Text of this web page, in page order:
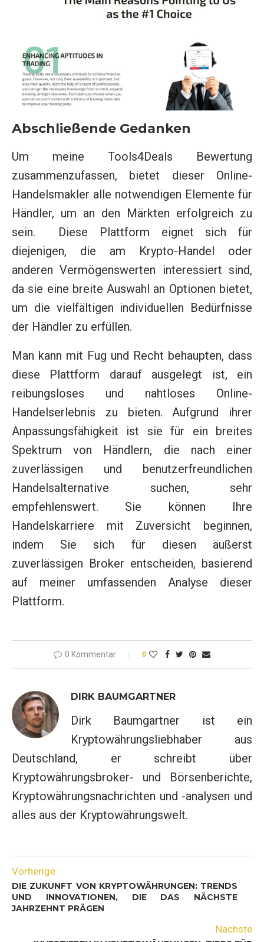
Abschließende Gedanken
Um meine Tools4Deals Bewertung
zusammenzufassen, bietet dieser Online-
Handelsmakler alle notwendigen Elemente für
Händler, um an den Märkten erfolgreich zu
sein. Diese Plattform eignet sich für
diejenigen, die am Krypto-Handel oder
anderen Vermögenswerten interessiert sind,
da sie eine breite Auswahl an Optionen bietet,
um die vielfältigen individuellen Bedürfnisse
der Händler zu erfüllen.
Man kann mit Fug und Recht behaupten, dass
diese Plattform darauf ausgelegt ist, ein
reibungsloses und nahtloses Online-
Handelserlebnis zu bieten. Aufgrund ihrer
Anpassungsfähigkeit ist sie für ein breites
Spektrum von Händlern, die nach einer
zuverlässigen und benutzerfreundlichen
Handelsalternative suchen, sehr
empfehlenswert. Sie können Ihre
Handelskarriere mit Zuversicht beginnen,
indem Sie sich für diesen äußerst
zuverlässigen Broker entscheiden, basierend
auf meiner umfassenden Analyse dieser
Plattform.
0 Kommentar 0
DIRK BAUMGARTNER
Dirk Baumgartner ist ein
Kryptowährungsliebhaber aus
Deutschland, er schreibt über
Kryptowährungsbroker- und Börsenberichte,
Kryptowährungsnachrichten und -analysen und
alles aus der Kryptowährungswelt.
Vorherige
DIE ZUKUNFT VON KRYPTOWÄHRUNGEN: TRENDS
UND INNOVATIONEN, DIE DAS NÄCHSTE
JAHRZEHNT PRÄGEN
Nächste